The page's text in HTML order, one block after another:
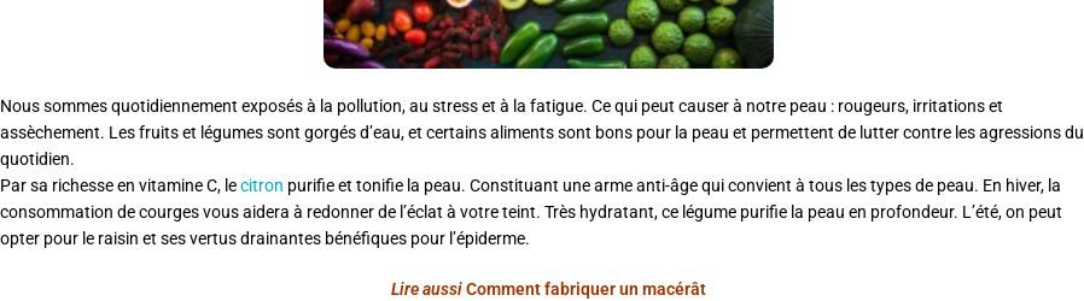
Nous sommes quotidiennement exposés à la pollution, au stress et à la fatigue. Ce qui peut causer à notre peau : rougeurs, irritations et
assèchement. Les fruits et légumes sont gorgés d’eau, et certains aliments sont bons pour la peau et permettent de lutter contre les agressions du
quotidien.
Par sa richesse en vitamine C, lecitron purifie et tonifie la peau. Constituant une arme anti-âge qui convient à tous les types de peau. En hiver, la
consommation de courges vous aidera à redonner de l’éclat à votre teint. Très hydratant, ce légume purifie la peau en profondeur. L’été, on peut
opter pour le raisin et ses vertus drainantes bénéfiques pour l’épiderme.
Lire aussiComment fabriquer un macérât